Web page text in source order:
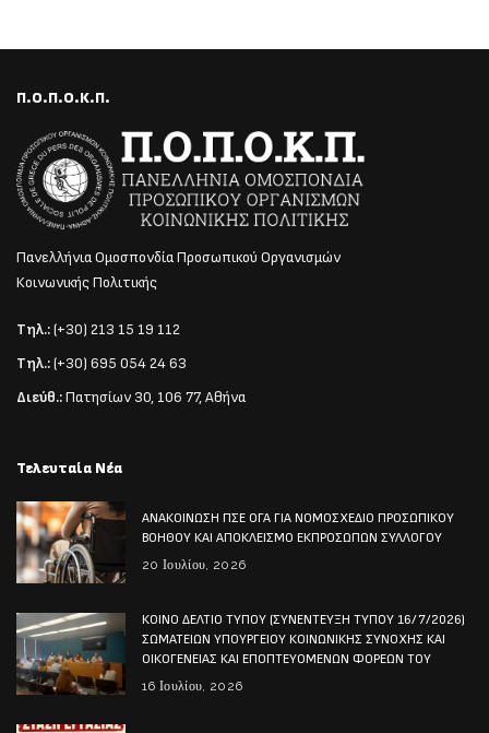
Π.Ο.Π.Ο.Κ.Π.
Πανελλήνια Ομοσπονδία Προσωπικού Οργανισμών
Κοινωνικής Πολιτικής
Τηλ.:(+30) 213 15 19 112
Τηλ.:(+30) 695 054 24 63
Διεύθ.:Πατησίων 30, 106 77, Αθήνα
Τελευταία Νέα
ΑΝΑΚΟΙΝΩΣΗ ΠΣΕ ΟΓΑ ΓΙΑ ΝΟΜΟΣΧΕΔΙΟ ΠΡΟΣΩΠΙΚΟΥ
ΒΟΗΘΟΥ ΚΑΙ ΑΠΟΚΛΕΙΣΜΟ ΕΚΠΡΟΣΩΠΩΝ ΣΥΛΛΟΓΟΥ
20 Ιουλίου, 2026
ΚΟΙΝΟ ΔΕΛΤΙΟ ΤΥΠΟΥ (ΣΥΝΕΝΤΕΥΞΗ ΤΥΠΟΥ 16/7/2026)
ΣΩΜΑΤΕΙΩΝ ΥΠΟΥΡΓΕΙΟΥ ΚΟΙΝΩΝΙΚΗΣ ΣΥΝΟΧΗΣ ΚΑΙ
ΟΙΚΟΓΕΝΕΙΑΣ ΚΑΙ ΕΠΟΠΤΕΥΟΜΕΝΩΝ ΦΟΡΕΩΝ ΤΟΥ
16 Ιουλίου, 2026